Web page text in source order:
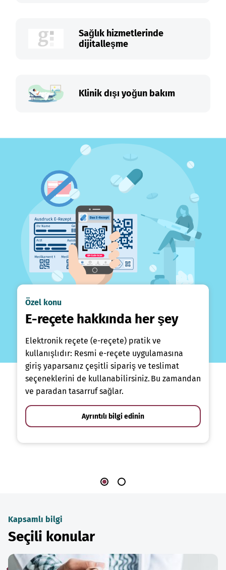
Sağlık hizmetlerinde
dijitalleşme
Klinik dışı yoğun bakım
Özel konu
E-reçete hakkında her şey
Elektronik reçete (e-reçete) pratik ve
kullanışlıdır: Resmi e-reçete uygulamasına
giriş yaparsanız çeşitli sipariş ve teslimat
seçeneklerini de kullanabilirsiniz. Bu zamandan
ve paradan tasarruf sağlar.
Ayrıntılı bilgi edinin
Kapsamlı bilgi
Seçili konular